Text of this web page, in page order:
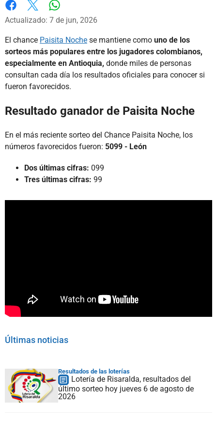
Facebook
X
Actualizado: 7 de jun, 2026
El chance Paisita Noche se mantiene como uno de los
sorteos más populares entre los jugadores colombianos,
especialmente en Antioquia, donde miles de personas
consultan cada día los resultados oficiales para conocer si
fueron favorecidos.
Resultado ganador de Paisita Noche
En el más reciente sorteo del Chance Paisita Noche, los
números favorecidos fueron: 5099 - León
Dos últimas cifras: 099
Tres últimas cifras: 99
Últimas noticias
Resultados de las loterías
Lotería de Risaralda, resultados del
último sorteo hoy jueves 6 de agosto de
2026